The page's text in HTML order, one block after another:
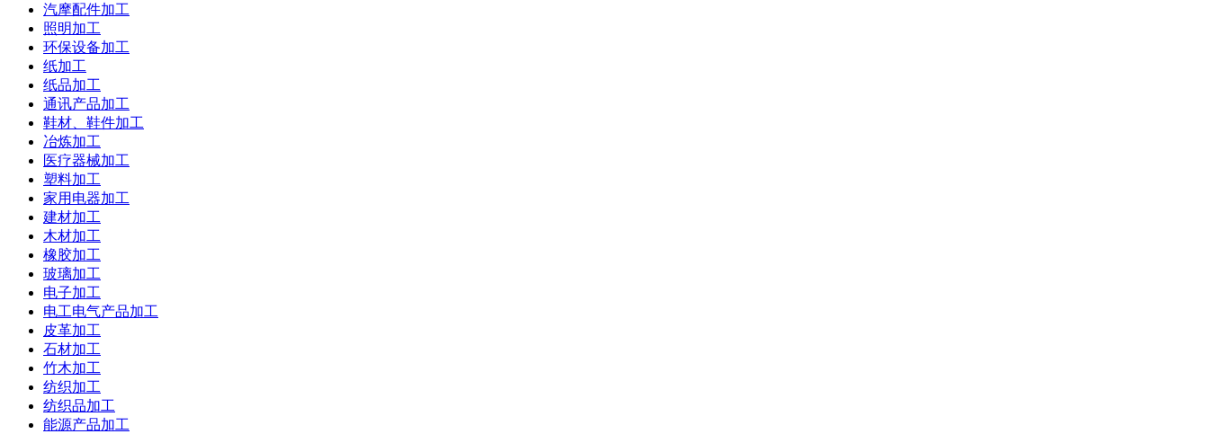
汽摩配件加工
照明加工
环保设备加工
纸加工
纸品加工
通讯产品加工
鞋材、鞋件加工
冶炼加工
医疗器械加工
塑料加工
家用电器加工
建材加工
木材加工
橡胶加工
玻璃加工
电子加工
电工电气产品加工
皮革加工
石材加工
竹木加工
纺织加工
纺织品加工
能源产品加工